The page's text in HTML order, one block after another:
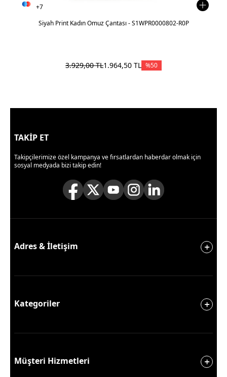
+7
Siyah Print Kadın Omuz Çantası - S1WPR0000802-R0P
3.929,00TL1.964,50 TL %50
TAKİP ET
Takipçilerimize özel kampanya ve fırsatlardan haberdar olmak için
sosyal medyada bizi takip edin!
Adres & İletişim
Kategoriler
Müşteri Hizmetleri